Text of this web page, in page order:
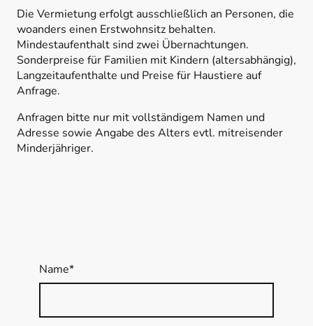
Die Vermietung erfolgt ausschließlich an Personen, die
woanders einen Erstwohnsitz behalten.
Mindestaufenthalt sind zwei Übernachtungen.
Sonderpreise für Familien mit Kindern (altersabhängig),
Langzeitaufenthalte und Preise für Haustiere auf
Anfrage.
Anfragen bitte nur mit vollständigem Namen und
Adresse sowie Angabe des Alters evtl. mitreisender
Minderjähriger.
Name*